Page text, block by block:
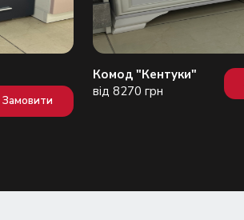
Замовити
Комод "Кентуки"
від 8270 грн